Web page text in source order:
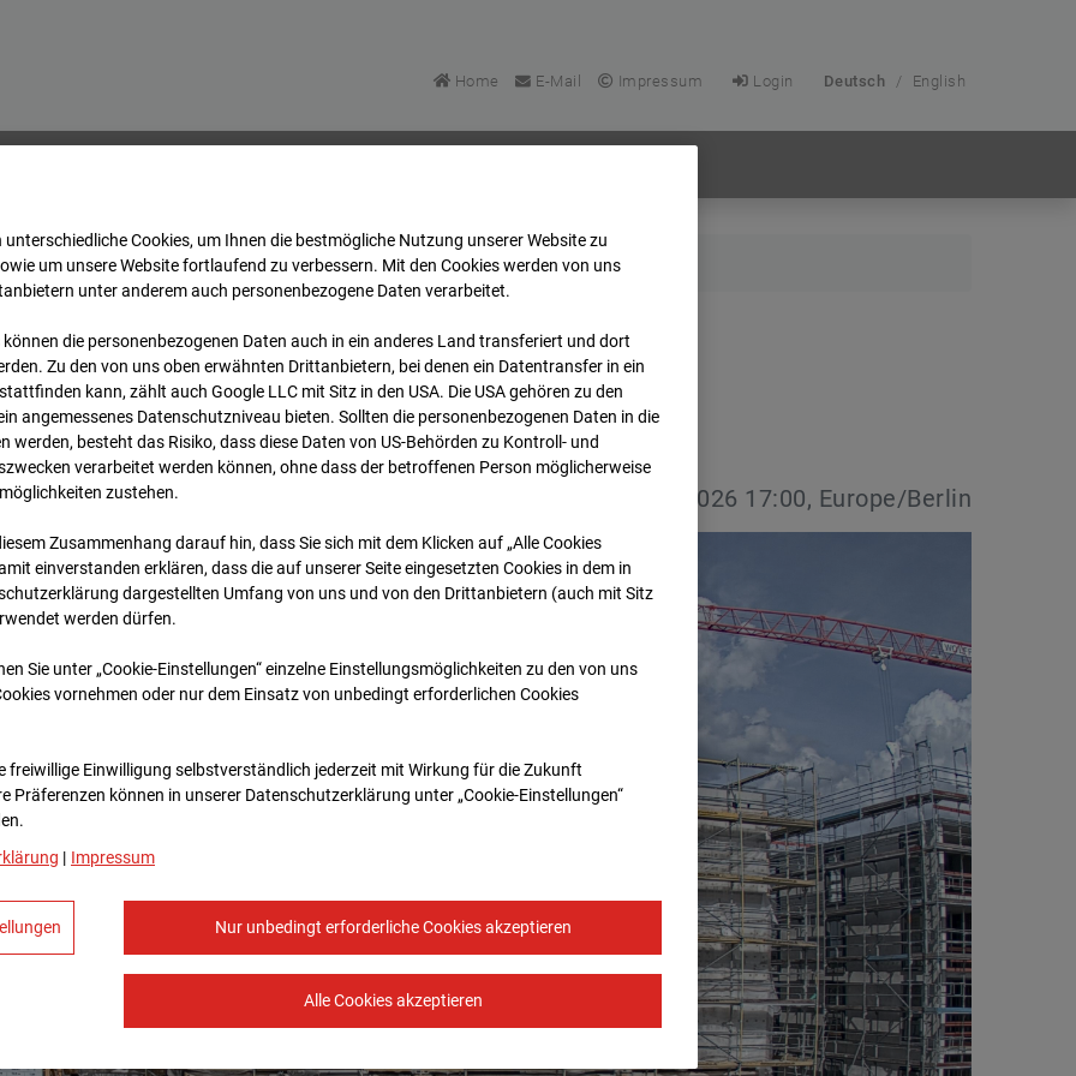
Home E-Mail Impressum Login Deutsch / English
Reutlingen Archiv 2026 07 08 17:00
Reutlingen
08.07.2026 17:00, Europe/Berlin
unterschiedliche Cookies, um Ihnen die best­mögliche Nutzung unserer Website zu
um unsere Website fortlaufend zu verbessern. Mit den Cookies werden von uns
unter anderem auch personenbezogene Daten verarbeitet.
können die personenbezogenen Daten auch in ein anderes Land transferiert und dort
Zu den von uns oben erwähnten Drittanbietern, bei denen ein Datentransfer in ein
kann, zählt auch Google LLC mit Sitz in den USA. Die USA gehören zu den
angemessenes Datenschutzniveau bieten. Sollten die personenbezogenen Daten in die
werden, besteht das Risiko, dass diese Daten von US-Behörden zu Kontroll- und
verarbeitet werden können, ohne dass der betroffenen Person möglicherweise
zustehen.
Zusammenhang darauf hin, dass Sie sich mit dem Klicken auf „Alle Cookies
ein­ver­standen erklären, dass die auf unserer Seite eingesetzten Cookies in dem in
dargestellten Umfang von uns und von den Drittanbietern (auch mit Sitz
werden dürfen.
Sie unter „Cookie-Einstellungen“ einzelne Einstellungsmöglichkeiten zu den von uns
vornehmen oder nur dem Einsatz von unbedingt erforderlichen Cookies
freiwillige Einwilligung selbstverständlich jederzeit mit Wirkung für die Zukunft
Prä­fe­renzen können in unserer Datenschutzerklärung unter „Cookie-Einstellungen“
| Impressum
Nur unbedingt erforderliche Cookies akzeptieren
Alle Cookies akzeptieren